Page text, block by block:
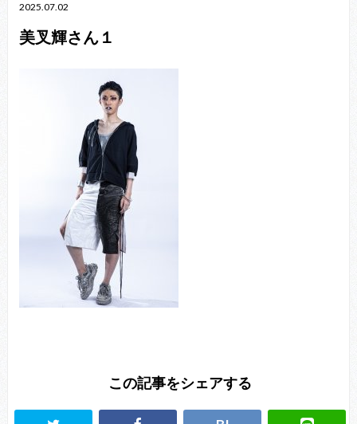
2025.07.02
美叉輝さん１
この記事をシェアする